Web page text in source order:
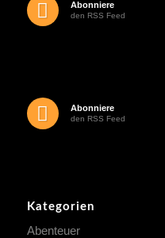
Abonniere
den RSS Feed
Abonniere
den RSS Feed
Kategorien
Abenteuer